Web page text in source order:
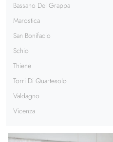
Bassano Del Grappa
Marostica
San Bonifacio
Schio
Thiene
Torri Di Quartesolo
Valdagno
Vicenza